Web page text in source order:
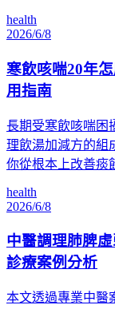
health
2026/6/8
寒飲咳喘20年
用指南
長期受寒飲咳喘困
理飲湯加減方的組
你從根本上改善痰
health
2026/6/8
中醫調理肺脾
診療案例分析
本文透過專業中醫